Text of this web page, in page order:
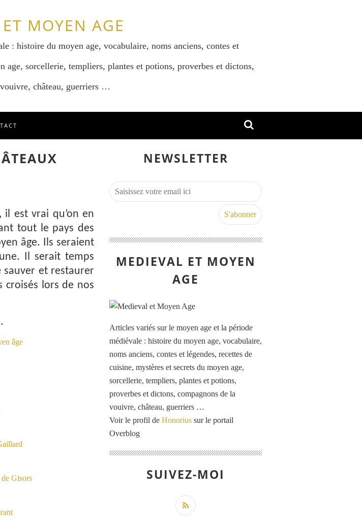
MOYEN AGE
: histoire du moyen age, vocabulaire, noms anciens, contes et
age, sorcellerie, templiers, plantes et potions, proverbes et dictons,
château, guerriers …
est vrai qu’on en
tout le pays des
âge. Ils seraient
Il serait temps
sauver et restaurer
croisés lors de nos
NEWSLETTER
MEDIEVAL ET MOYEN
AGE
Articles variés sur le moyen age et la période
médiévale : histoire du moyen age, vocabulaire,
noms anciens, contes et légendes, recettes de
cuisine, mystères et secrets du moyen age,
sorcellerie, templiers, plantes et potions,
proverbes et dictons, compagnons de la
vouivre, château, guerriers …
Voir le profil de Honorius sur le portail
Overblog
SUIVEZ-MOI